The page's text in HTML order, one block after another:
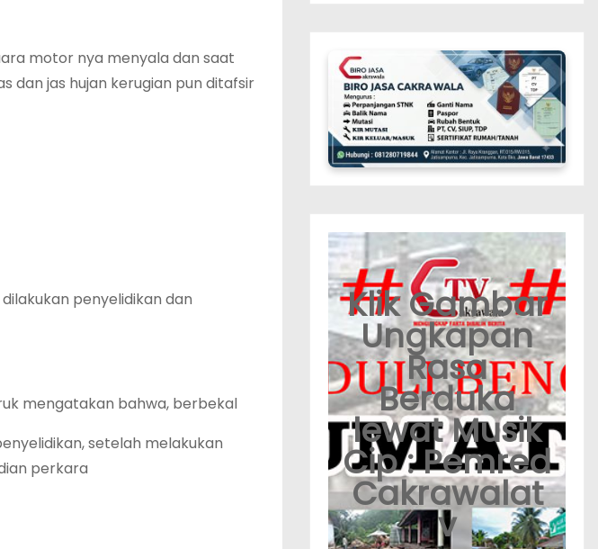
motor nya menyala dan saat
dan jas hujan kerugian pun ditafsir
penyelidikan dan
mengatakan bahwa, berbekal
setelah melakukan
perkara
Klik Gambar
Ungkapan
Rasa
Berduka
lewat Musik
Cip : Pemred
Cakrawalat
v